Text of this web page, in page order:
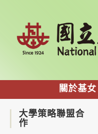
關於基女
大學策略聯盟合
作